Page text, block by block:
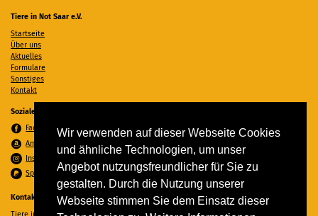
Wir verwenden auf dieser Webseite Cookies
und ähnliche Technologien, um unser
Angebot nutzungsfreundlicher für Sie zu
gestalten. Durch die Nutzung unserer
Webseite stimmen Sie dem Einsatz dieser
Tiere in Not Saar e.V.
Startseite
Über uns
Aktuelles
Formulare
Sonstiges
Kontakt
Soziale Medien
Facebook
Amazon Wunschzettel
Instagram
Spenden per PayPal
Kontakt